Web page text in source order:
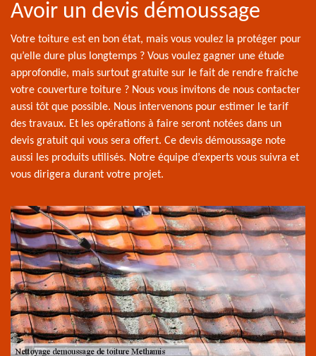
Avoir un devis démoussage
Votre toiture est en bon état, mais vous voulez la protéger pour
qu’elle dure plus longtemps ? Vous voulez gagner une étude
approfondie, mais surtout gratuite sur le fait de rendre fraîche
votre couverture toiture ? Nous vous invitons de nous contacter
aussi tôt que possible. Nous intervenons pour estimer le tarif
des travaux. Et les opérations à faire seront notées dans un
devis gratuit qui vous sera offert. Ce devis démoussage note
aussi les produits utilisés. Notre équipe d’experts vous suivra et
vous dirigera durant votre projet.